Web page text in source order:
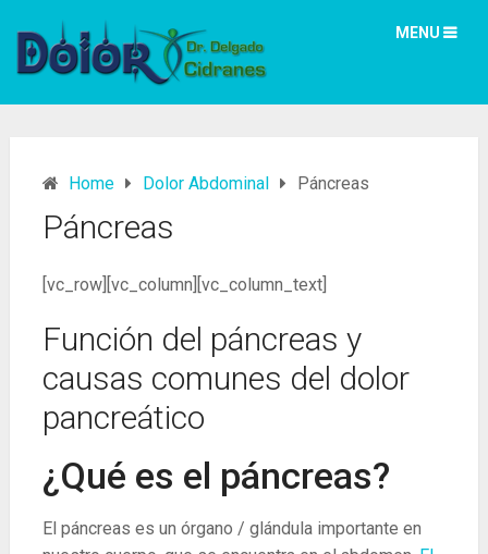
MENU
Home Dolor Abdominal Páncreas
Páncreas
[vc_row][vc_column][vc_column_text]
Función del páncreas y
causas comunes del dolor
pancreático
¿Qué es el páncreas?
El páncreas es un órgano / glándula importante en